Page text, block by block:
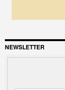
NEWSLETTER